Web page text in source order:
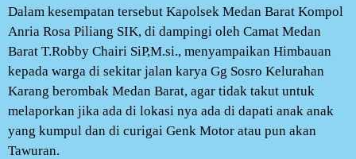
Dalam kesempatan tersebut Kapolsek Medan Barat Kompol
Anria Rosa Piliang SIK, di dampingi oleh Camat Medan
Barat T.Robby Chairi SiP,M.si., menyampaikan Himbauan
kepada warga di sekitar jalan karya Gg Sosro Kelurahan
Karang berombak Medan Barat, agar tidak takut untuk
melaporkan jika ada di lokasi nya ada di dapati anak anak
yang kumpul dan di curigai Genk Motor atau pun akan
Tawuran.